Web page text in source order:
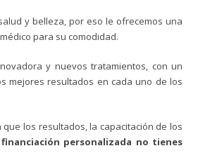
y belleza, por eso le ofrecemos una
para su comodidad.
y nuevos tratamientos, con un
mejores resultados en cada uno de los
que los resultados, la capacitación de los
personalizada no tienes